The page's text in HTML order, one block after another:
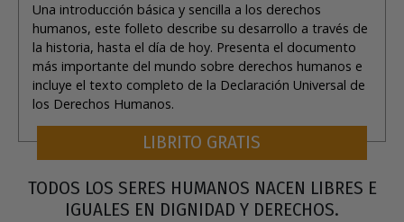
Una introducción básica y sencilla a los derechos
humanos, este folleto describe su desarrollo a través de
la historia, hasta el día de hoy. Presenta el documento
más importante del mundo sobre derechos humanos e
incluye el texto completo de la Declaración Universal de
los Derechos Humanos.
LIBRITO GRATIS
TODOS LOS SERES HUMANOS NACEN LIBRES E
IGUALES EN DIGNIDAD Y DERECHOS.